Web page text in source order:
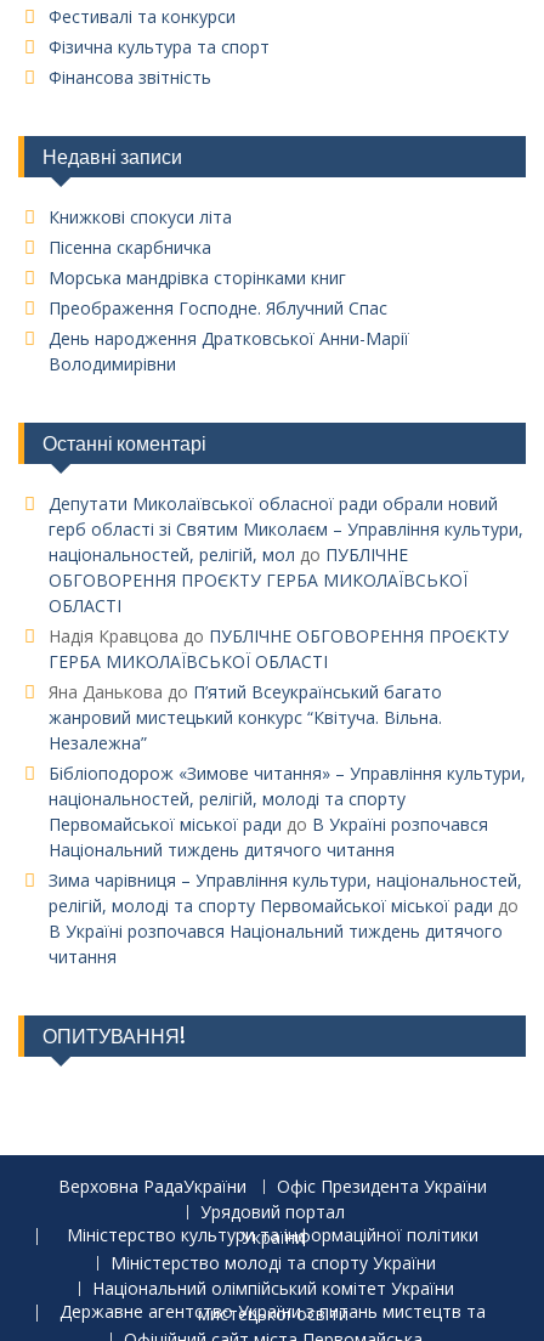
Фестивалі та конкурси
Фізична культура та спорт
Фінансова звітність
Недавні записи
Книжкові спокуси літа
Пісенна скарбничка
Морська мандрівка сторінками книг
Преображення Господне. Яблучний Спас
День народження Дратковської Анни-Марії
Володимирівни
Останні коментарі
Депутати Миколаївської обласної ради обрали новий
герб області зі Святим Миколаєм – Управління культури,
національностей, релігій, мол до ПУБЛІЧНЕ
ОБГОВОРЕННЯ ПРОЄКТУ ГЕРБА МИКОЛАЇВСЬКОЇ
ОБЛАСТІ
Надія Кравцова до ПУБЛІЧНЕ ОБГОВОРЕННЯ ПРОЄКТУ
ГЕРБА МИКОЛАЇВСЬКОЇ ОБЛАСТІ
Яна Данькова до П’ятий Всеукраїнський багато
жанровий мистецький конкурс “Квітуча. Вільна.
Незалежна”
Бібліоподорож «Зимове читання» – Управління культури,
національностей, релігій, молоді та спорту
Первомайської міської ради до В Україні розпочався
Національний тиждень дитячого читання
Зима чарівниця – Управління культури, національностей,
релігій, молоді та спорту Первомайської міської ради до
В Україні розпочався Національний тиждень дитячого
читання
ОПИТУВАННЯ!
Верховна РадаУкраїни
Офіс Президента України
Урядовий портал
Міністерство культури та інформаційної політики України
Міністерство молоді та спорту України
Національний олімпійський комітет України
Державне агентство України з питань мистецтв та мистецької освіти